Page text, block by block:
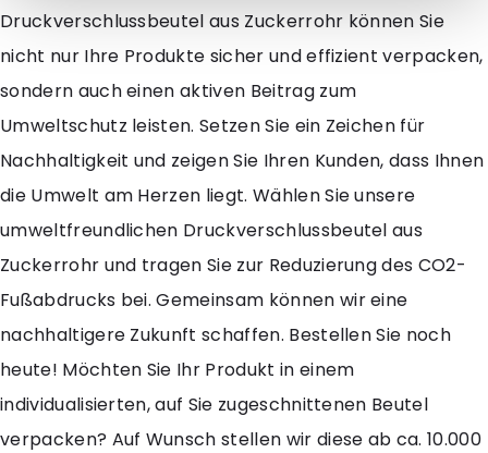
Druckverschlussbeutel aus Zuckerrohr können Sie
nicht nur Ihre Produkte sicher und effizient verpacken,
sondern auch einen aktiven Beitrag zum
Umweltschutz leisten. Setzen Sie ein Zeichen für
Nachhaltigkeit und zeigen Sie Ihren Kunden, dass Ihnen
die Umwelt am Herzen liegt. Wählen Sie unsere
umweltfreundlichen Druckverschlussbeutel aus
Zuckerrohr und tragen Sie zur Reduzierung des CO2-
Fußabdrucks bei. Gemeinsam können wir eine
nachhaltigere Zukunft schaffen. Bestellen Sie noch
heute! Möchten Sie Ihr Produkt in einem
individualisierten, auf Sie zugeschnittenen Beutel
verpacken? Auf Wunsch stellen wir diese ab ca. 10.000